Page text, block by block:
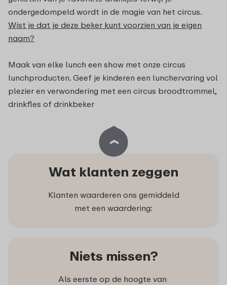
ondergedompeld wordt in de magie van het circus.
Wist je dat je deze beker kunt voorzien van je eigen
naam?
Maak van elke lunch een show met onze circus
lunchproducten. Geef je kinderen een lunchervaring vol
plezier en verwondering met een circus broodtrommel,
drinkfles of drinkbeker
Wat klanten zeggen
Klanten waarderen ons gemiddeld
met een waardering:
Niets missen?
Als eerste op de hoogte van